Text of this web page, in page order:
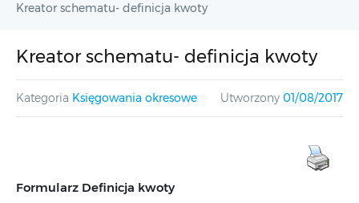
Kreator schematu- definicja kwoty
Kreator schematu- definicja kwoty
Kategoria Księgowania okresowe Utworzony 01/08/2017
Formularz Definicja kwoty